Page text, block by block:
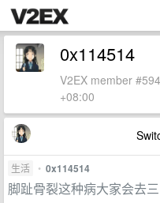
0x114514
V2EX member
+08:00
生活 • 0x114514
脚趾骨裂这种病大家会去